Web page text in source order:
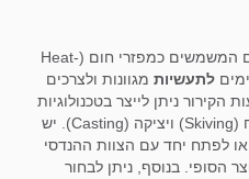
ב-BTI אנו מוכרים פרופילי אלומיניום המשמשים כמפזרי חום (Heat-
לתעשיות מגוונות ולצרכים
ניתן לייצר בטכנולוגיות
שונות כגון: שיחול (Extrusion), גילוח (Skiving) ויציקה (Casting). יש
לפתח יחד עם הצוות ההנדסי
הסופי. בנוסף, ניתן לבחור